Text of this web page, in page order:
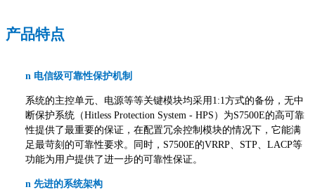
产品特点
n 电信级可靠性保护机制
系统的主控单元、电源等等关键模块均采用1:1方式的备份，无中
断保护系统（Hitless Protection System - HPS）为S7500E的高可靠
性提供了最重要的保证，在配置冗余控制模块的情况下，它能满
足最苛刻的可靠性要求。同时，S7500E的VRRP、STP、LACP等
功能为用户提供了进一步的可靠性保证。
n 先进的系统架构